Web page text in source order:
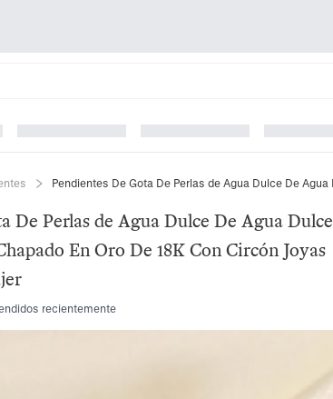
De Perlas de Agua Dulce De Agua Dulce
En Oro De 18K Con Circón Joyas
recientemente